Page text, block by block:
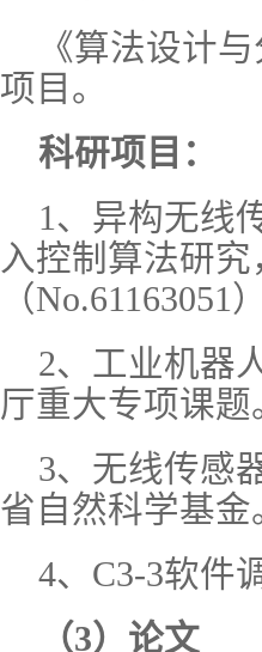
《算法设计
项目。
科研项目：
1、异构无线
入控制算法研
（No.61163051
2、工业机器
厅重大专项课题
3、无线传感
省自然科学基金
4、C3-3软件
（3）论文